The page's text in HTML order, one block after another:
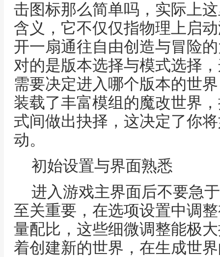
击图标那么简单吗，实际上
含义，它不仅仅指物理上启
开一扇通往自由创造与冒险
对的是版本选择与模式选择
需要决定进入哪个版本的世
装载了丰富模组的魔改世界
式间做出抉择，这决定了你
动。
初始设置与界面熟悉
进入游戏主界面后不要急
至关重要，在选项设置中调
量配比，这些细微调整能极
着创建新的世界，在生成世